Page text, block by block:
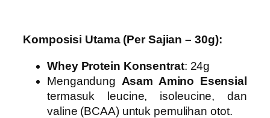
Komposisi Utama (Per Sajian – 30g):
Whey Protein Konsentrat: 24g
Mengandung Asam Amino Esensial
termasuk leucine, isoleucine, dan
valine (BCAA) untuk pemulihan otot.